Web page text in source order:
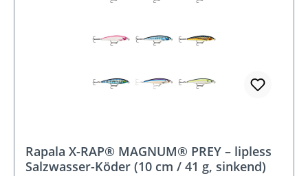
Rapala X-RAP® MAGNUM® PREY – lipless
Salzwasser-Köder (10 cm / 41 g, sinkend)